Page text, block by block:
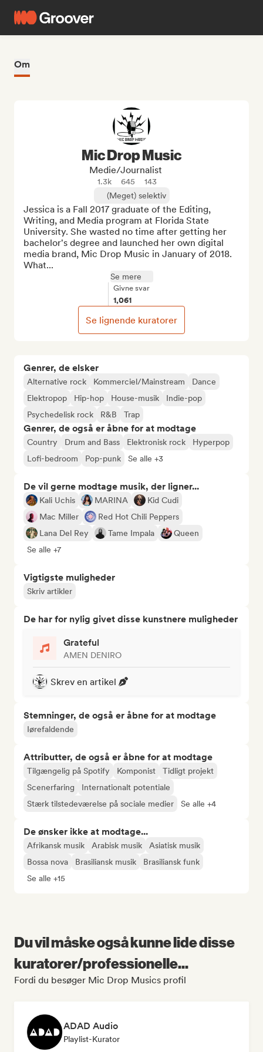
Om
Genrer, de elsker
Alternative rock Kommerciel/Mainstream
Dance
Elektropop
Hip-hop House-musik
Indie-pop
Psychedelisk rock
R&B Trap
Genrer, de også er åbne for at modtage
Country Drum and Bass Elektronisk rock
Hyperpop
Lofi-bedroom
Pop-punk Se alle +3
De vil gerne modtage musik, der ligner...
Kali Uchis MARINA
Kid Cudi
Mac Miller
Red Hot Chili Peppers
Lana Del Rey
Tame Impala
Queen
Se alle +7
Vigtigste muligheder
Skriv artikler
De har for nylig givet disse kunstnere muligheder
Grateful
AMEN DENIRO
Skrev en artikel
Stemninger, de også er åbne for at modtage
Iørefaldende
Attributter, de også er åbne for at modtage
Tilgængelig på Spotify Komponist
Tidligt projekt
Scenerfaring
Internationalt potentiale
Stærk tilstedeværelse på sociale medier
Se alle +4
De ønsker ikke at modtage...
Afrikansk musik Arabisk musik
Asiatisk musik
Bossa nova
Brasiliansk musik
Brasiliansk funk
Se alle +15
Mic Drop Music
Medie/journalist
1.3k 645
143
(Meget) selektiv
Jessica is a Fall 2017 graduate of the Editing,
Writing, and Media program at Florida State
University. She wasted no time after getting her
bachelor's degree and launched her own digital
media brand, Mic Drop Music in January of 2018.
What...
Se mere
Givne svar
1,061
Se lignende kuratorer
Du vil måske også kunne lide disse
kuratorer/professionelle...
Fordi du besøger Mic Drop Musics profil
ADAD Audio
Playlist-Kurator